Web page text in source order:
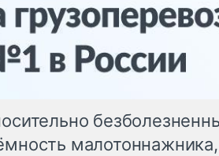
малотоннажника,